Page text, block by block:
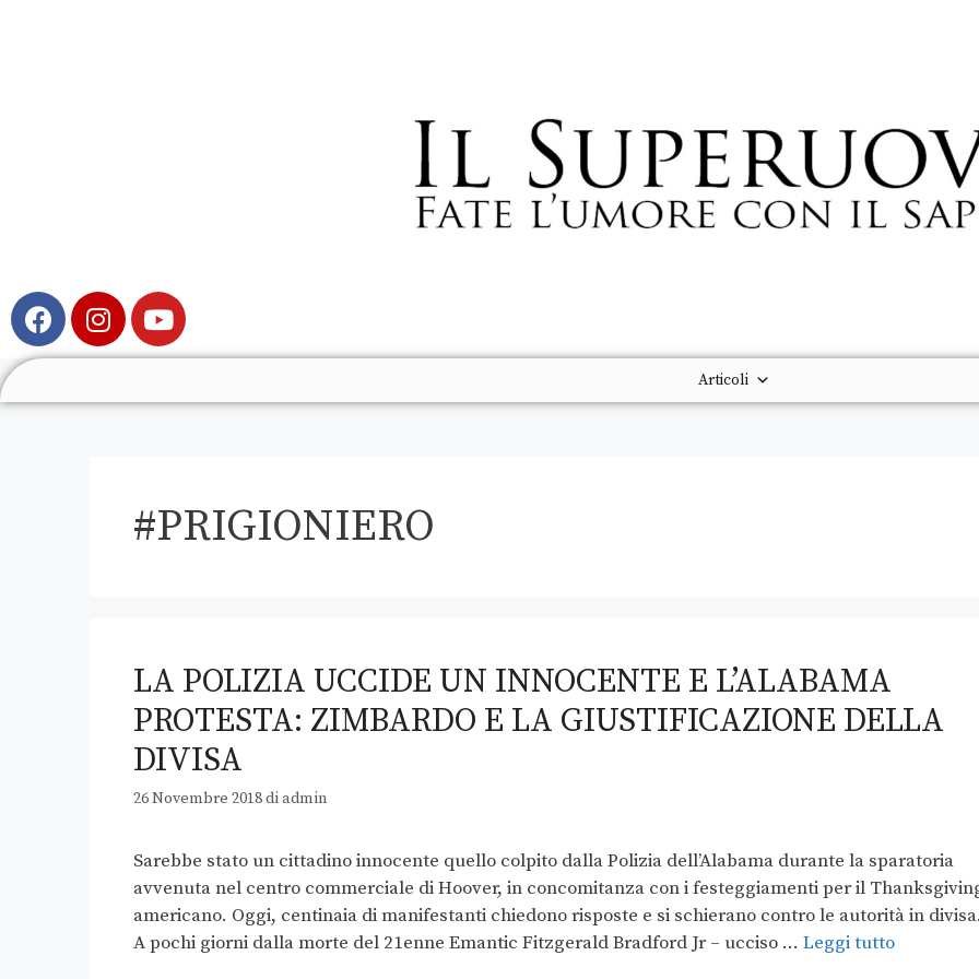
Articoli
#PRIGIONIERO
LA POLIZIA UCCIDE UN INNOCENTE E L’ALABAMA
PROTESTA: ZIMBARDO E LA GIUSTIFICAZIONE DELLA
DIVISA
26 Novembre 2018diadmin
Sarebbe stato un cittadino innocente quello colpito dalla Polizia dell’Alabama durante la sparatoria
avvenuta nel centro commerciale di Hoover, in concomitanza con i festeggiamenti per il
americano. Oggi, centinaia di manifestanti chiedono risposte e si schierano contro le autorità in
A pochi giorni dalla morte del 21enne Emantic Fitzgerald Bradford Jr – ucciso … Leggi tutto